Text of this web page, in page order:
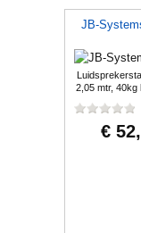
achterwege
JB Systems
JB-
2,05 mtr, 40kg
€